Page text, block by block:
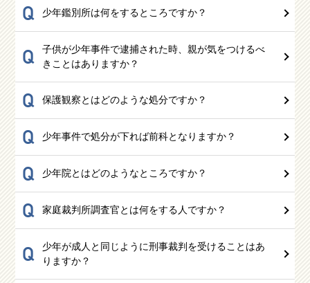
Q 少年鑑別所は何をするところですか？
Q
子供が少年事件で逮捕された時、親が気をつけるべ
きことはありますか？
Q 保護観察とはどのような処分ですか？
Q 少年事件で処分が下れば前科となりますか？
Q 少年院とはどのようなところですか？
Q 家庭裁判所調査官とは何をする人ですか？
Q
少年が成人と同じように刑事裁判を受けることはあ
りますか？